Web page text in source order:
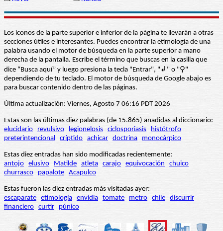
Los iconos de la parte superior e inferior de la página te llevarán a otras
secciones útiles e interesantes. Puedes encontrar la etimología de una
palabra usando el motor de búsqueda en la parte superior a mano
derecha de la pantalla. Escribe el término que buscas en la casilla que
dice “Busca aquí” y luego presiona la tecla "Entrar", "↲" o "⚲"
dependiendo de tu teclado. El motor de búsqueda de Google abajo es
para buscar contenido dentro de las páginas.
Última actualización: Viernes, Agosto 7 06:16 PDT 2026
Estas son las últimas diez palabras (de 15.865) añadidas al diccionario:
elucidario
revulsivo legionelosis ciclosporiasis
histótrofo
preterintencional
críptido achicar doctrina monocárpico
Estas diez entradas han sido modificadas recientemente:
antojo elusivo Matilde atleta carajo equivocación
chuico
churrasco
papalote Acapulco
Estas fueron las diez entradas más visitadas ayer:
escaparate etimología envidia tomate metro chile discurrir
financiero curtir púnico